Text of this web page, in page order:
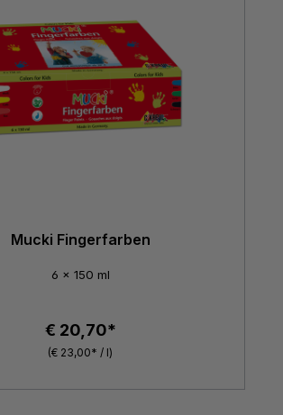
Mucki Fingerfarben
6 x 150 ml
€ 20,70*
(€ 23,00* / l)